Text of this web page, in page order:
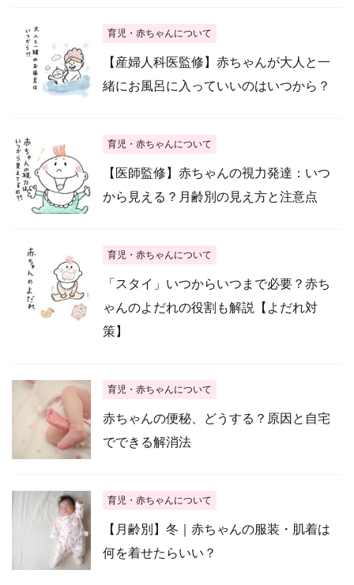
育児・赤ちゃんについて
【産婦人科医監修】赤ちゃんが大人と一
緒にお風呂に入っていいのはいつから？
育児・赤ちゃんについて
【医師監修】赤ちゃんの視力発達：いつ
から見える？月齢別の見え方と注意点
育児・赤ちゃんについて
「スタイ」いつからいつまで必要？赤ち
ゃんのよだれの役割も解説【よだれ対
策】
育児・赤ちゃんについて
赤ちゃんの便秘、どうする？原因と自宅
でできる解消法
育児・赤ちゃんについて
【月齢別】冬｜赤ちゃんの服装・肌着は
何を着せたらいい？